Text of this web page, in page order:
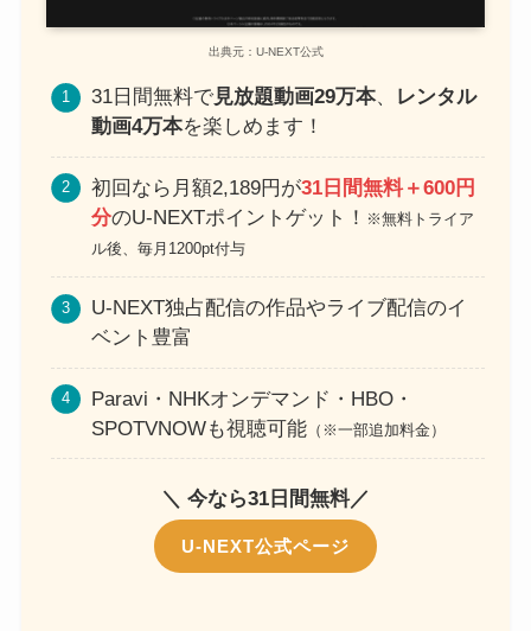
出典元：U-NEXT公式
31日間無料で見放題動画29万本、 レンタル
動画4万本を楽しめます！
初回なら月額2,189円が31日間無料＋600円
分のU-NEXTポイントゲット！ ※無料トライア
ル後、毎月1200pt付与
U-NEXT独占配信の作品やライブ配信のイ
ベント豊富
Paravi・NHKオンデマンド・HBO・
SPOTVNOWも視聴可能 （※一部追加料金）
＼ 今なら31日間無料／
U-NEXT公式ページ